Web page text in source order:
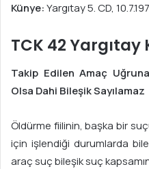
Künye:Yargıtay 5. CD,
TCK 42 Yargıtay
Takip Edilen Amaç
Olsa Dahi Bileşik Sayılamaz
Öldürme fiilinin, başka bir
için işlendiği durumlarda
araç suç bileşik suç